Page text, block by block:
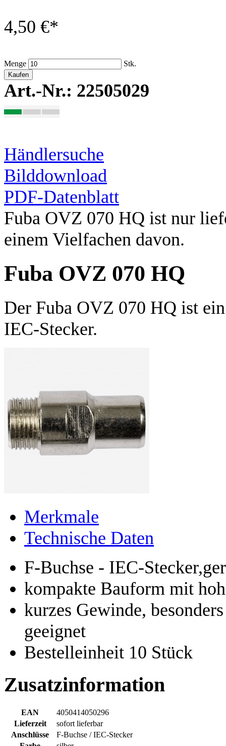
4,50 €*
Menge Stk.
Kaufen
Art.-Nr.: 22505029
Händlersuche
Bilddownload
PDF-Datenblatt
Fuba OVZ 070 HQ ist nur
einem Vielfachen davon.
Fuba OVZ 070 HQ
Der Fuba OVZ 070 HQ ist
IEC-Stecker.
Merkmale
Technische Daten
F-Buchse - IEC-
kompakte Bauform mit
kurzes Gewinde,
geeignet
Bestelleinheit 10 Stück
Zusatzinformation
EAN
4050414050296
Lieferzeit
sofort lieferbar
Anschlüsse
F-Buchse / IEC-Stecker